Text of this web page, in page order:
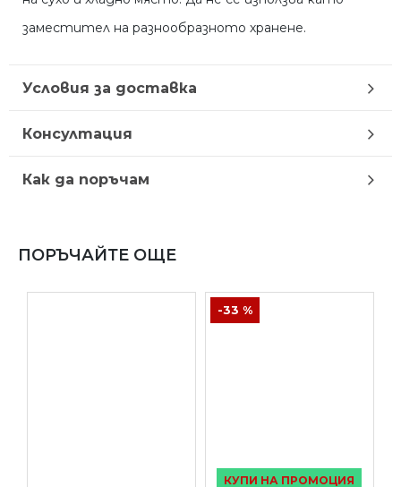
заместител на разнообразното хранене.
Условия за доставка
Консултация
Как да поръчам
ПОРЪЧАЙТЕ ОЩЕ
КУПИ НА ПРОМОЦИЯ
-33 %